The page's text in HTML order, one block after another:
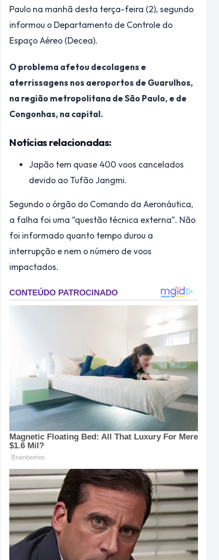
Paulo na manhã desta terça-feira (2), segundo
informou o Departamento de Controle do
Espaço Aéreo (Decea).
O problema afetou decolagens e
aterrissagens nos aeroportos de Guarulhos,
na região metropolitana de São Paulo, e de
Congonhas, na capital.
Notícias relacionadas:
Japão tem quase 400 voos cancelados
devido ao Tufão Jangmi.
Segundo o órgão do Comando da Aeronáutica,
a falha foi uma “questão técnica externa”. Não
foi informado quanto tempo durou a
interrupção e nem o número de voos
impactados.